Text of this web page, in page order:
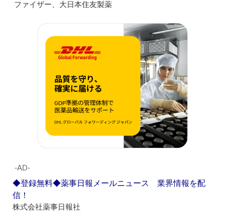
ファイザー、大日本住友製薬
‐AD‐
◆登録無料◆薬事日報メールニュース 業界情報を配
信！
株式会社薬事日報社